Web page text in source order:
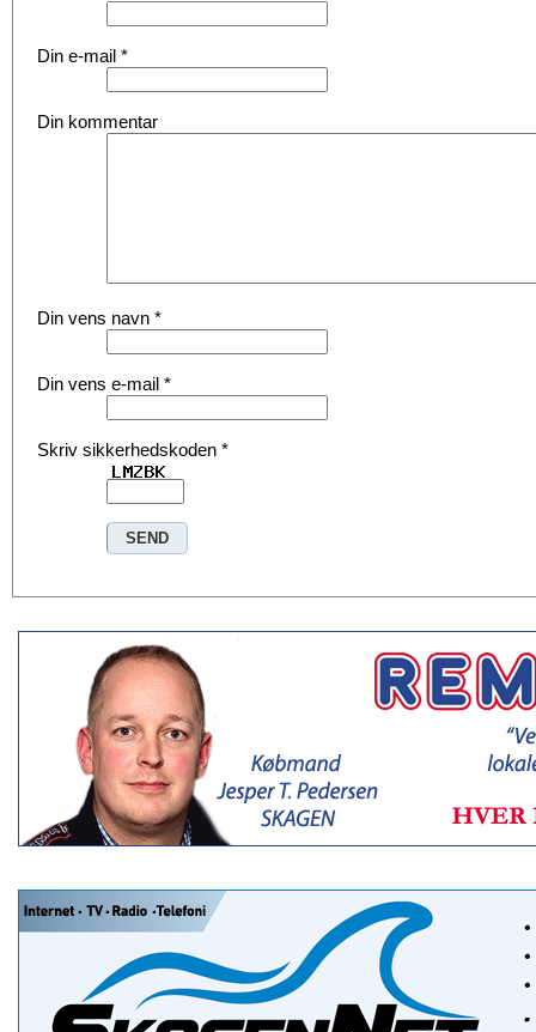
Din e-mail *
Din kommentar
Din vens navn *
Din vens e-mail *
Skriv sikkerhedskoden *